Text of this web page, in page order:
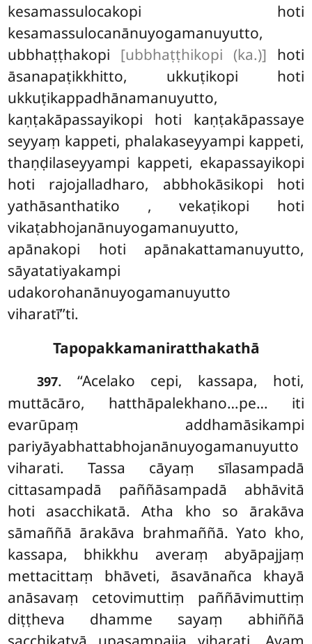
kesamassulocakopi hoti
kesamassulocanānuyogamanuyutto,
ubbhaṭṭhakopi [ubbhaṭṭhikopi (ka.)] hoti
āsanapaṭikkhitto, ukkuṭikopi hoti
ukkuṭikappadhānamanuyutto,
kaṇṭakāpassayikopi hoti kaṇṭakāpassaye
seyyaṃ kappeti, phalakaseyyampi kappeti,
thaṇḍilaseyyampi kappeti, ekapassayikopi
hoti rajojalladharo, abbhokāsikopi hoti
yathāsanthatiko , vekaṭikopi hoti
vikaṭabhojanānuyogamanuyutto,
apānakopi hoti apānakattamanuyutto,
sāyatatiyakampi
udakorohanānuyogamanuyutto
viharatī’’ti.
Tapopakkamaniratthakathā
397. ‘‘Acelako cepi, kassapa, hoti,
muttācāro, hatthāpalekhano…pe… iti
evarūpaṃ addhamāsikampi
pariyāyabhattabhojanānuyogamanuyutto
viharati. Tassa cāyaṃ sīlasampadā
cittasampadā paññāsampadā abhāvitā
hoti asacchikatā. Atha kho so ārakāva
sāmaññā ārakāva brahmaññā. Yato kho,
kassapa, bhikkhu averaṃ abyāpajjaṃ
mettacittaṃ bhāveti, āsavānañca khayā
anāsavaṃ cetovimuttiṃ paññāvimuttiṃ
diṭṭheva dhamme sayaṃ abhiññā